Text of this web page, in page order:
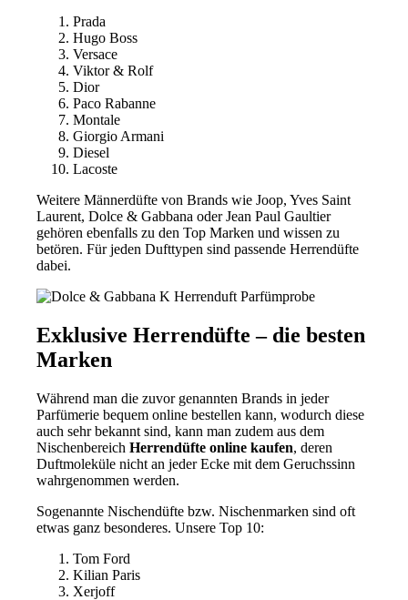
Prada
Hugo Boss
Versace
Viktor & Rolf
Dior
Paco Rabanne
Montale
Giorgio Armani
Diesel
Lacoste
Weitere Männerdüfte von Brands wie Joop, Yves Saint
Laurent, Dolce & Gabbana oder Jean Paul Gaultier
gehören ebenfalls zu den Top Marken und wissen zu
betören. Für jeden Dufttypen sind passende Herrendüfte
dabei.
Exklusive Herrendüfte – die besten
Marken
Während man die zuvor genannten Brands in jeder
Parfümerie bequem online bestellen kann, wodurch diese
auch sehr bekannt sind, kann man zudem aus dem
NischenbereichHerrendüfte online kaufen, deren
Duftmoleküle nicht an jeder Ecke mit dem Geruchssinn
wahrgenommen werden.
Sogenannte Nischendüfte bzw. Nischenmarken sind oft
etwas ganz besonderes. Unsere Top 10:
Tom Ford
Kilian Paris
Xerjoff